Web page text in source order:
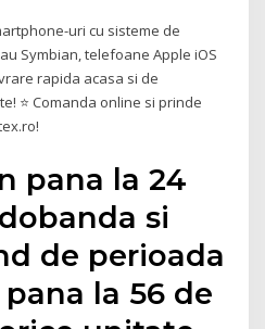
uri cu sisteme de
Symbian, telefoane Apple iOS
rapida acasa si de
⭐ Comanda online si prinde
pana la 24
si
de perioada
la 56 de